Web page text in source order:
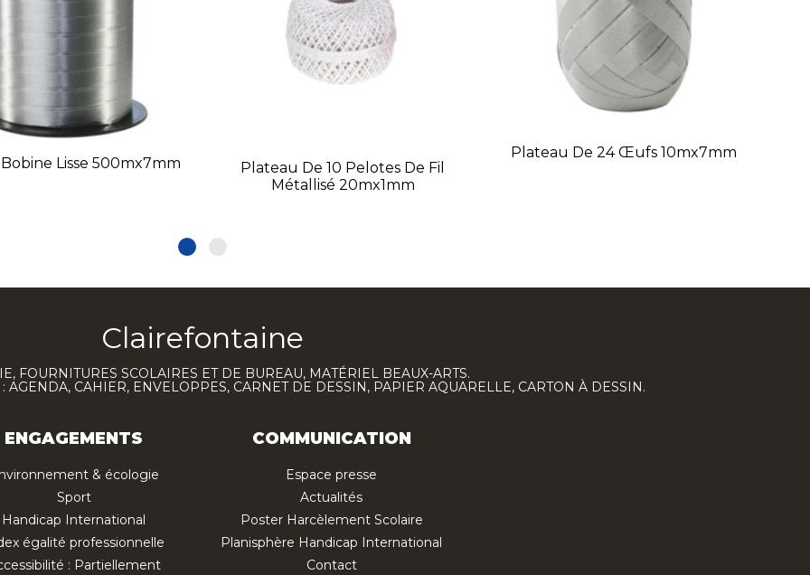
Lisse 500mx7mm
Plateau De 10 Pelotes De Fil
Métallisé 20mx1mm
Plateau De 24 Œufs 10mx7mm
Clairefontaine
FOURNITURES SCOLAIRES ET DE BUREAU, MATÉRIEL BEAUX-ARTS.
AGENDA, CAHIER, ENVELOPPES, CARNET DE DESSIN, PAPIER AQUARELLE, CARTON À DESSIN.
ENGAGEMENTS
& écologie
Sport
Handicap International
égalité professionnelle
: Partiellement
COMMUNICATION
Espace presse
Actualités
Poster Harcèlement Scolaire
Planisphère Handicap International
Contact